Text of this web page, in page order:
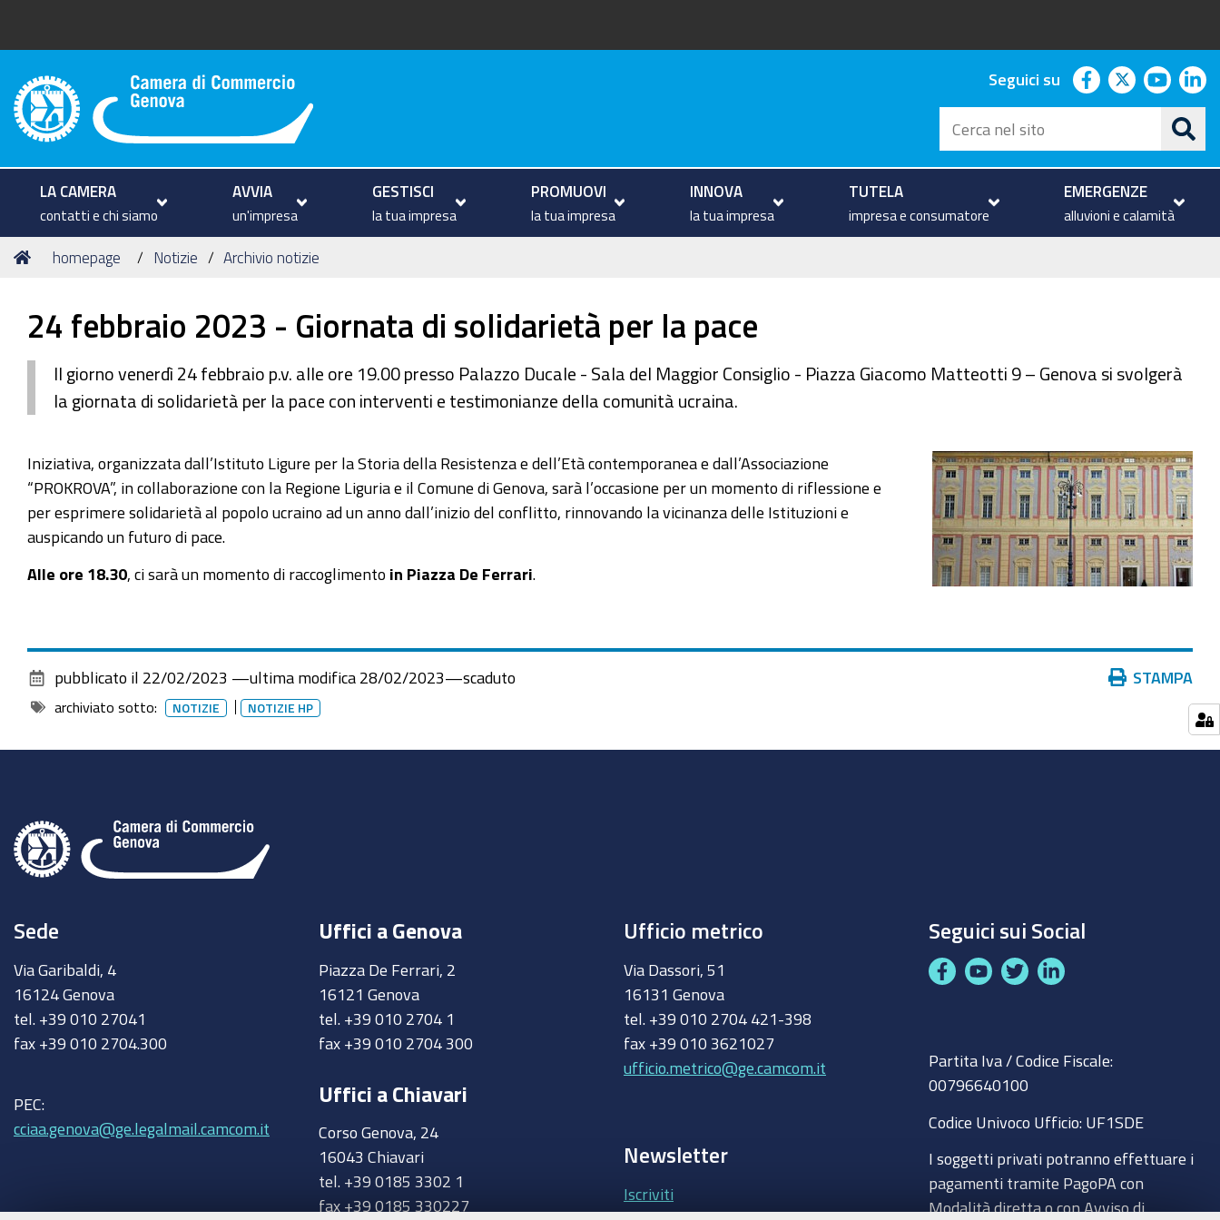
Camera di Commercio di Genova
Seguici su facebook
twitter
Cerca
nel
sito
LA CAMERA
contatti e chi siamo
AVVIA
un'impresa
GESTISCI
la tua impresa
PROMUOVI
la tua impresa
INNOVA
la tua impresa
TUTELA
impresa e consumatore
EMERGENZE
alluvioni e calamità
Tu
Home
homepage Notizie Archivio notizie
24 febbraio 2023 - Giornata di solidarietà per la pace
Il giorno venerdì 24 febbraio p.v. alle ore 19.00 presso Palazzo Ducale - Sala del Maggior Consiglio - Piazza Giacomo Matteotti 9 – Genova si svolgerà
la giornata di solidarietà per la pace con interventi e testimonianze della comunità ucraina.
Iniziativa, organizzata dall’Istituto Ligure per la Storia della Resistenza e dell’Età contemporanea e dall’Associazione
“PROKROVA”, in collaborazione con la Regione Liguria e il Comune di Genova, sarà l’occasione per un momento di riflessione e
per esprimere solidarietà al popolo ucraino ad un anno dall’inizio del conflitto, rinnovando la vicinanza delle Istituzioni e
auspicando un futuro di pace.
Alle ore 18.30 , ci sarà un momento di raccoglimento in Piazza De Ferrari
Azioni STAMPA
pubblicato il 22/02/2023 —ultima modifica 28/02/2023—scaduto
archiviato sotto: NOTIZIE NOTIZIE HP
Sede
Via Garibaldi, 4
16124 Genova
tel. +39 010 27041
fax +39 010 2704.300
PEC:
cciaa.genova@ge.legalmail.camcom.it
Uffici a Genova
Piazza De Ferrari, 2
16121 Genova
tel. +39 010 2704 1
fax +39 010 2704 300
Uffici a Chiavari
Corso Genova, 24
16043 Chiavari
tel. +39 0185 3302 1
fax +39 0185 330227
Ufficio metrico
Via Dassori, 51
16131 Genova
tel. +39 010 2704 421-398
fax +39 010 3621027
ufficio.metrico@ge.camcom.it
Newsletter
Iscriviti
Seguici sui Social
F
b
o
o
Y
u
b
e
T
t
L
e
Partita Iva / Codice Fiscale:
00796640100
Codice Univoco Ufficio: UF1SDE
I soggetti privati potranno effettuare i
pagamenti tramite PagoPA con
Modalità diretta o con Avviso di